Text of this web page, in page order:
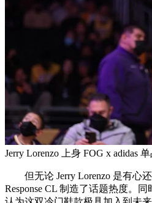
Jerry Lorenzo 上身 FOG x adidas
但无论 Jerry Lorenzo 是有心
Response CL 制造了话题热度。